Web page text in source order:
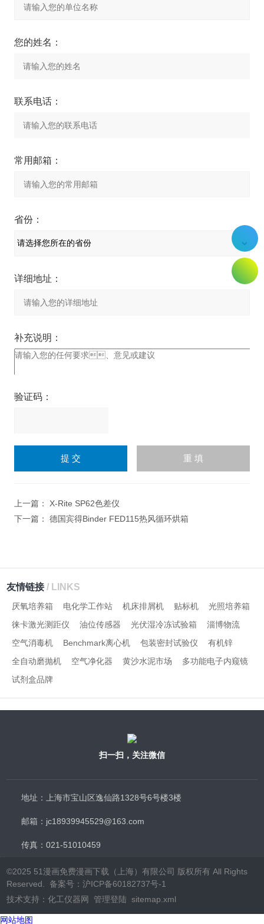
您的姓名：
联系电话：
常用邮箱：
省份：
详细地址：
补充说明：
验证码：
上一篇： X-Rite SP62色差仪
下一篇： 德国宾得Binder FED115热风循环烘箱
友情链接/ LINKS
厌氧培养箱 电化学工作站 机床排屑机 贴标机
光照培养箱
徕卡激光测距仪
油位传感器 光伏湿冷冻试验箱
淄博物流
空气消毒机
Benchmark离心机 包装密封试验仪
有机锌
全自动磨抛机
空气净化器 黄沙水泥市场
多功能电子内窥镜
试剂盒品牌
扫一扫，关注微信
地址：上海市宝山区逸仙路1328号6号楼3楼
邮箱：jc18939945529@163.com
传真：021-51010459
©2025 51漫画免费漫画下载（上海）有限公司 版权所有 All Rights
Reserved. 备案号：沪ICP备60182737号-1
技术支持：化工仪器网 管理登陆 sitemap.xml
网站地图